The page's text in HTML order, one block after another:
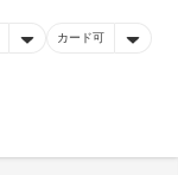
カード可